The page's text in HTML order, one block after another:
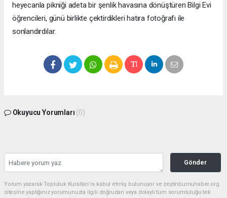
heyecanla pikniği adeta bir şenlik havasına dönüştüren Bilgi Evi
öğrencileri, günü birlikte çektirdikleri hatıra fotoğrafı ile
sonlandırdılar.
Okuyucu Yorumları (0)
Gönder
Yorum yazarak Topluluk Kuralları’nı kabul etmiş bulunuyor ve zeytinburnuhaber.org
sitesine yaptığınız yorumunuzla ilgili doğrudan veya dolaylı tüm sorumluluğu tek